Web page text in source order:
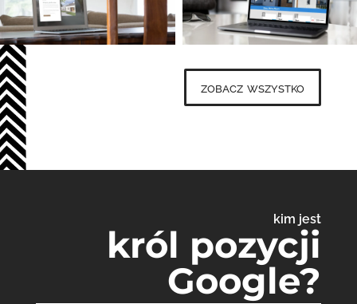
zobacz wszystko
kim jest
król pozycji
Google?